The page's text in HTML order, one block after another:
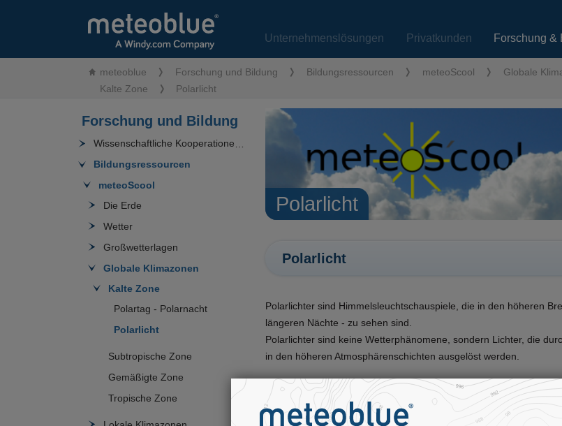
Unternehmenslösungen Privatkunden Forschung &
meteoblue Forschung und Bildung Bildungsressourcen meteoScool
Globale
Kalte Zone
Polarlicht
Forschung und Bildung
Wissenschaftliche Kooperationen
Bildungsressourcen
meteoScool
Die Erde
Wetter
Großwetterlagen
Globale Klimazonen
Kalte Zone
Polartag - Polarnacht
Polarlicht
Subtropische Zone
Gemäßigte Zone
Tropische Zone
Polarlicht
Polarlicht
Polarlichter sind Himmelsleuchtschauspiele, die in den höheren
längeren Nächte - zu sehen sind.
Polarlichter sind keine Wetterphänomene, sondern Lichter, die
in den höheren Atmosphärenschichten ausgelöst werden.
Polarlichter sind daher nur bei klarem Himmel und vorwiegend in
vorausgesetzt! Das Polarlicht ist für viele ein Grund, zu den
unbeschreiblich.